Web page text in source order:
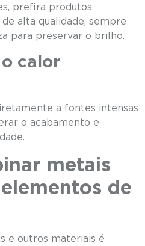
prefira produtos
alta qualidade, sempre
para preservar o brilho.
calor
a fontes intensas
o acabamento e
metais
de
e outros materiais é